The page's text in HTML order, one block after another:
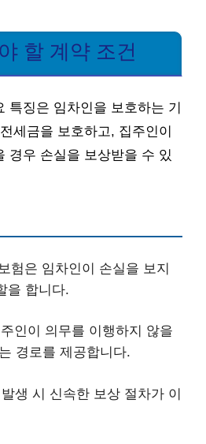
할 계약 조건
특징은 임차인을 보호하는 기
세금을 보호하고, 집주인이
경우 손실을 보상받을 수 있
험은 임차인이 손실을 보지
을 합니다.
인이 의무를 이행하지 않을
경로를 제공합니다.
생 시 신속한 보상 절차가 이